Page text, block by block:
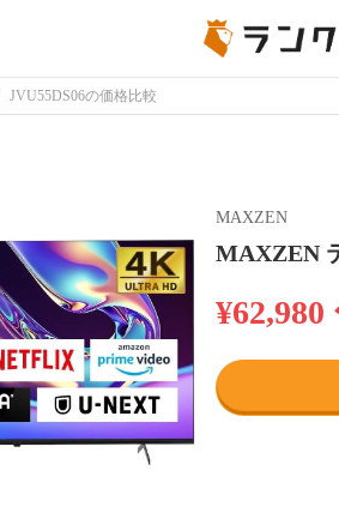
JVU55DS06の価格比較
MAXZEN
MAXZEN
¥62,980